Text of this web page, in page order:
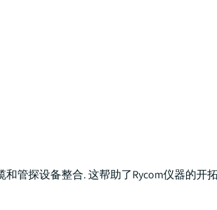
管探设备整合. 这帮助了Rycom仪器的开